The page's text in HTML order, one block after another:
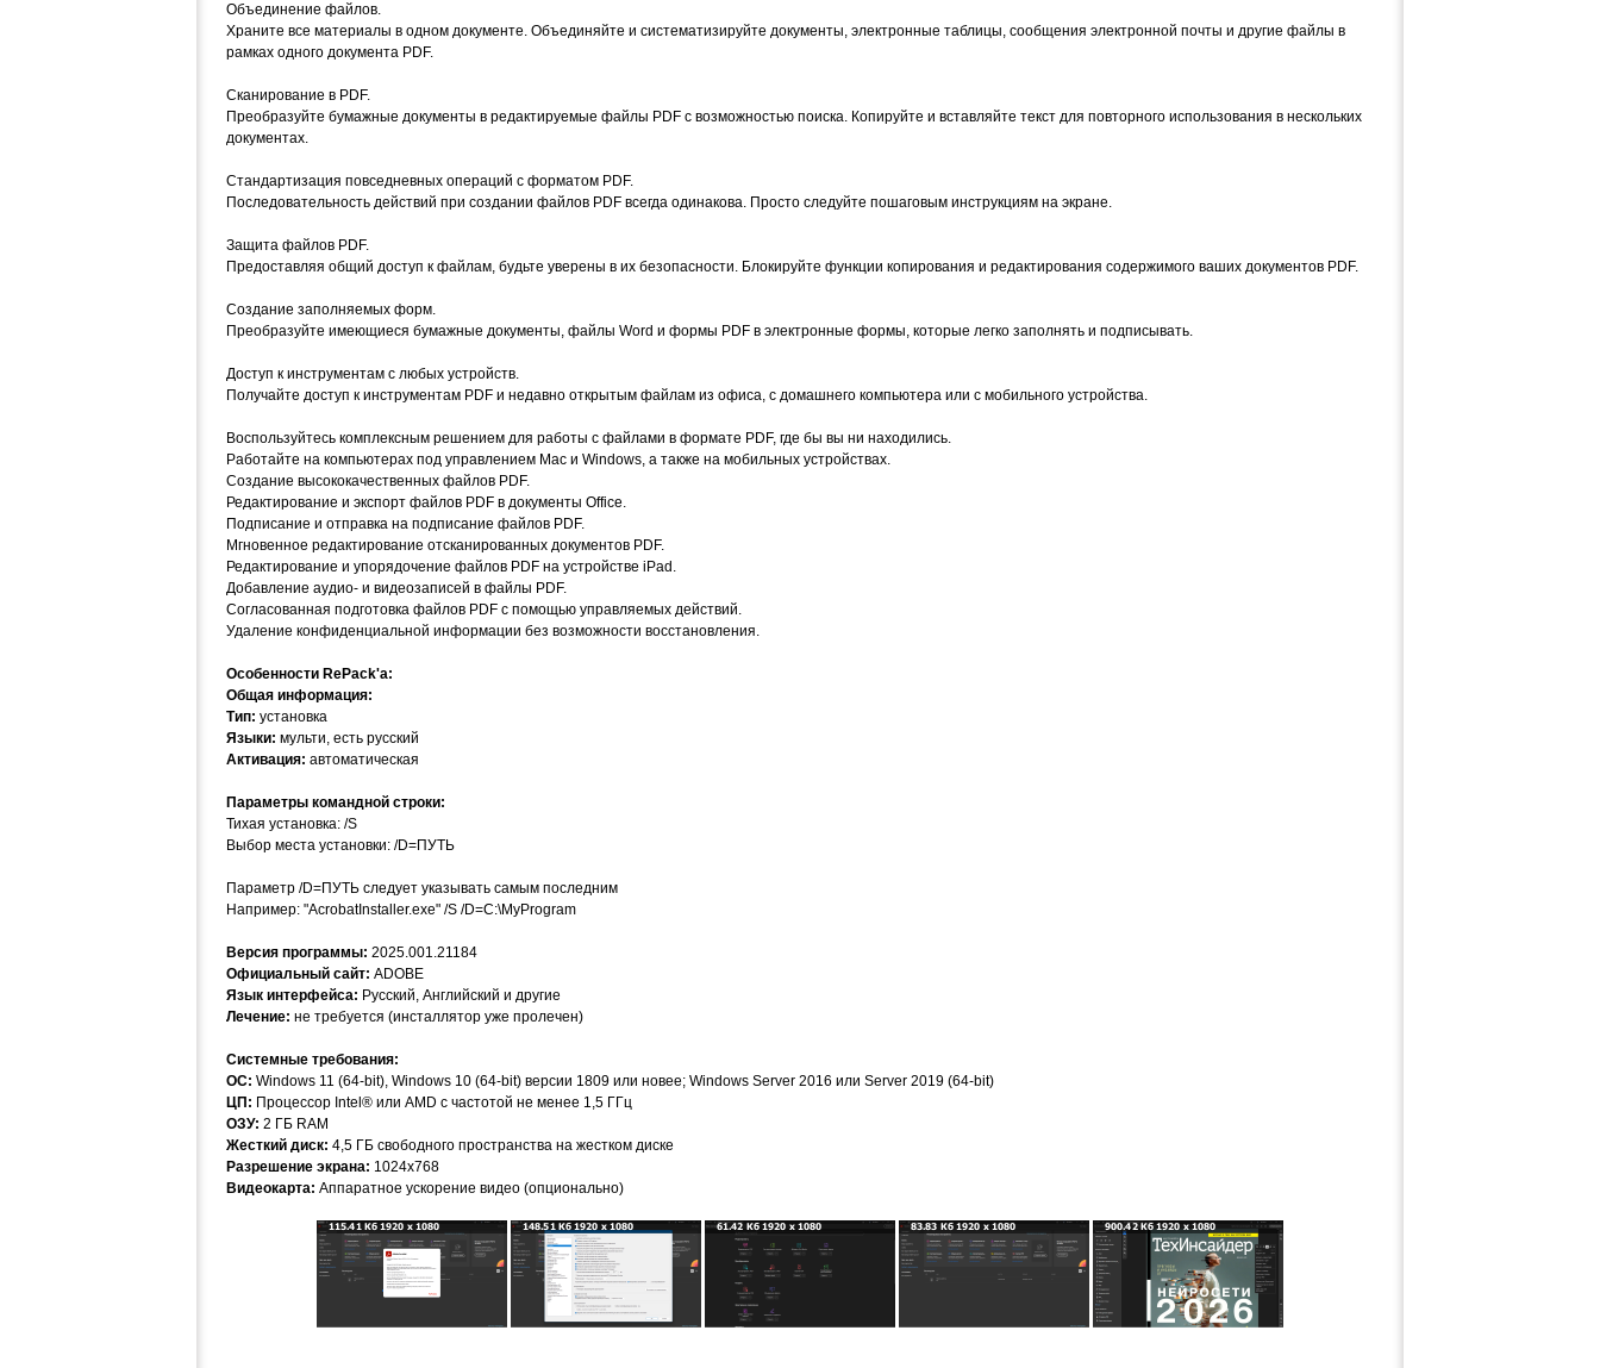
Объединение файлов.
Храните все материалы в одном документе. Объединяйте и систематизируйте документы, электронные таблицы, сообщения электронной почты и другие файлы в
рамках одного документа PDF.
Сканирование в PDF.
Преобразуйте бумажные документы в редактируемые файлы PDF с возможностью поиска. Копируйте и вставляйте текст для повторного использования в нескольких
документах.
Стандартизация повседневных операций с форматом PDF.
Последовательность действий при создании файлов PDF всегда одинакова. Просто следуйте пошаговым инструкциям на экране.
Защита файлов PDF.
Предоставляя общий доступ к файлам, будьте уверены в их безопасности. Блокируйте функции копирования и редактирования содержимого ваших документов PDF.
Создание заполняемых форм.
Преобразуйте имеющиеся бумажные документы, файлы Word и формы PDF в электронные формы, которые легко заполнять и подписывать.
Доступ к инструментам с любых устройств.
Получайте доступ к инструментам PDF и недавно открытым файлам из офиса, с домашнего компьютера или с мобильного устройства.
Воспользуйтесь комплексным решением для работы с файлами в формате PDF, где бы вы ни находились.
Работайте на компьютерах под управлением Mac и Windows, а также на мобильных устройствах.
Создание высококачественных файлов PDF.
Редактирование и экспорт файлов PDF в документы Office.
Подписание и отправка на подписание файлов PDF.
Мгновенное редактирование отсканированных документов PDF.
Редактирование и упорядочение файлов PDF на устройстве iPad.
Добавление аудио- и видеозаписей в файлы PDF.
Согласованная подготовка файлов PDF с помощью управляемых действий.
Удаление конфиденциальной информации без возможности восстановления.
Особенности RePack'a:
Общая информация:
Тип: установка
Языки: мульти, есть русский
Активация: автоматическая
Параметры командной строки:
Тихая установка: /S
Выбор места установки: /D=ПУТЬ
Параметр /D=ПУТЬ следует указывать самым последним
Например: "AcrobatInstaller.exe" /S /D=C:\MyProgram
Версия программы: 2025.001.21184
Официальный сайт: ADOBE
Язык интерфейса: Русский, Английский и другие
Лечение: не требуется (инсталлятор уже пролечен)
Системные требования:
ОС: Windows 11 (64-bit), Windows 10 (64-bit) версии 1809 или новее; Windows Server 2016 или Server 2019 (64-bit)
ЦП: Процессор Intel® или AMD с частотой не менее 1,5 ГГц
ОЗУ: 2 ГБ RAM
Жесткий диск: 4,5 ГБ свободного пространства на жестком диске
Разрешение экрана: 1024x768
Видеокарта: Аппаратное ускорение видео (опционально)